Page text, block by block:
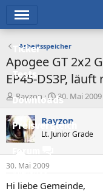
Ticker
Tests
Downloads
Preisvergleich
Forum
Aktuelles
Arbeitsspeicher
Apogee GT 2x2
EP45-DS3P,
E
r
s
t
e
e
Rayzon
E
r
s
e
t
a
30. Mai 2009
Rayzon
Lt. Junior Grade
30. Mai 2009
Hi liebe Gemeinde,